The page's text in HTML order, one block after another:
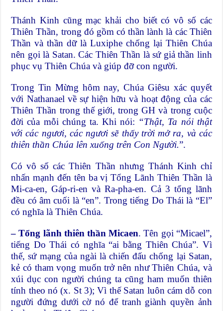
Thánh Kinh cũng mạc khải cho biết có vô số các
Thiên Thần, trong đó gồm có thần lành là các Thiên
Thần và thần dữ là Luxiphe chống lại Thiên Chúa
nên gọi là Satan. Các Thiên Thần là sứ giả thần linh
phục vụ Thiên Chúa và giúp đỡ con người.
Trong Tin Mừng hôm nay, Chúa Giêsu xác quyết
với Nathanael về sự hiện hữu và hoạt động của các
Thiên Thần trong thế giới, trong GH và trong cuộc
đời của mỗi chúng ta. Khi nói: “Thật, Ta nói thật
với các ngươi, các ngươi sẽ thấy trời mở ra, và các
thiên thần Chúa lên xuống trên Con Người.”.
Có vô số các Thiên Thần nhưng Thánh Kinh chỉ
nhấn mạnh đến tên ba vị Tổng Lãnh Thiên Thần là
Mi-ca-en, Gáp-ri-en và Ra-pha-en. Cả 3 tổng lãnh
đều có âm cuối là “en”. Trong tiếng Do Thái là “El”
có nghĩa là Thiên Chúa.
– Tổng lãnh thiên thần Micaen. Tên gọi “Micael”,
tiếng Do Thái có nghĩa “ai bằng Thiên Chúa”. Vì
thế, sứ mạng của ngài là chiến đấu chống lại Satan,
kẻ có tham vọng muốn trở nên như Thiên Chúa, và
xúi dục con người chúng ta cũng ham muốn thiên
tính theo nó (x. St 3); Vì thế Satan luôn cám dỗ con
người đứng dưới cờ nó để tranh giành quyền ảnh